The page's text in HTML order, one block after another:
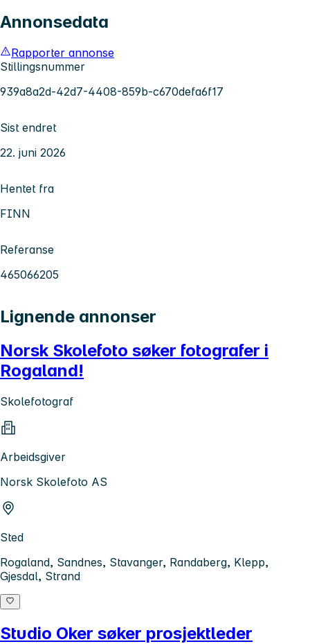
Annonsedata
Rapporter annonse
Stillingsnummer
939a8a2d-42d7-4408-859b-c670defa6f17
Sist endret
22. juni 2026
Hentet fra
FINN
Referanse
465066205
Lignende annonser
Norsk Skolefoto søker fotografer i
Rogaland!
Skolefotograf
Arbeidsgiver
Norsk Skolefoto AS
Sted
Rogaland, Sandnes, Stavanger, Randaberg, Klepp,
Gjesdal, Strand
Studio Oker søker prosjektleder